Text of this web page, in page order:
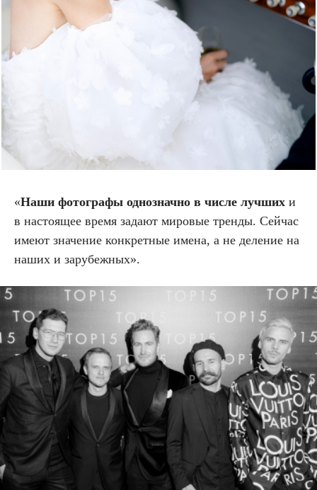
«Наши фотографы однозначно в числе лучших и
в настоящее время задают мировые тренды. Сейчас
имеют значение конкретные имена, а не деление на
наших и зарубежных».